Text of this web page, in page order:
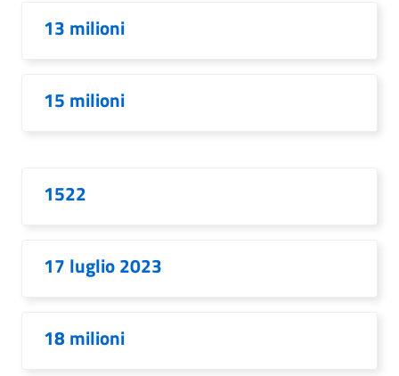
13 milioni
15 milioni
1522
17 luglio 2023
18 milioni